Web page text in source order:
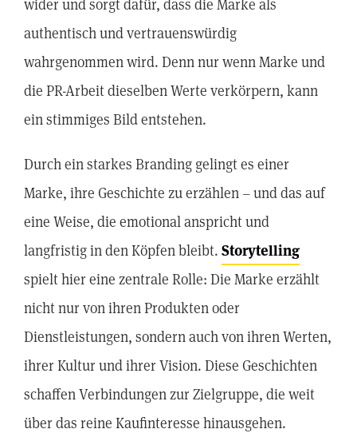
wider und sorgt dafür, dass die Marke als
authentisch und vertrauenswürdig
wahrgenommen wird. Denn nur wenn Marke und
die PR-Arbeit dieselben Werte verkörpern, kann
ein stimmiges Bild entstehen.
Durch ein starkes Branding gelingt es einer
Marke, ihre Geschichte zu erzählen – und das auf
eine Weise, die emotional anspricht und
langfristig in den Köpfen bleibt. Storytelling
spielt hier eine zentrale Rolle: Die Marke erzählt
nicht nur von ihren Produkten oder
Dienstleistungen, sondern auch von ihren Werten,
ihrer Kultur und ihrer Vision. Diese Geschichten
schaffen Verbindungen zur Zielgruppe, die weit
über das reine Kaufinteresse hinausgehen.